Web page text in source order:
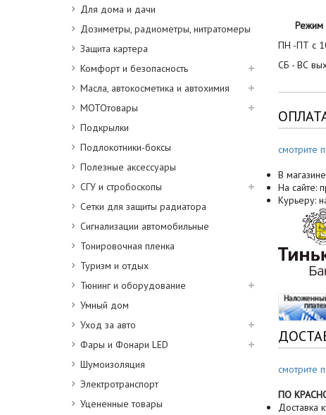
Для дома и дачи
Дозиметры, радиометры, нитратомеры
Защита картера
Комфорт и безопасность
Масла, автокосметика и автохимия
МОТОтовары
Подкрылки
Подлокотники-боксы
Полезные аксессуары
СГУ и стробоскопы
Сетки для защиты радиатора
Сигнализации автомобильные
Тонировочная пленка
Туризм и отдых
Тюнинг и оборудование
Умный дом
Уход за авто
Фары и Фонари LED
Шумоизоляция
Электротранспорт
Уцененные товары
Режим
ПН -ПТ с
СБ - ВС
смотрите
В
На сайте:
Курьеру:
смотрите
ПО
Доставка